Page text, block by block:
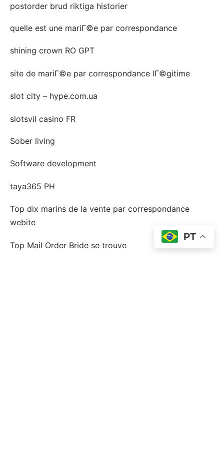
postorder brud riktiga historier
quelle est une mariГ©e par correspondance
shining crown RO GPT
site de mariГ©e par correspondance lГ©gitime
slot city – hype.com.ua
slotsvil casino FR
Sober living
Software development
taya365 PH
Top dix marins de la vente par correspondance
webite
Top Mail Order Bride se trouve
PT